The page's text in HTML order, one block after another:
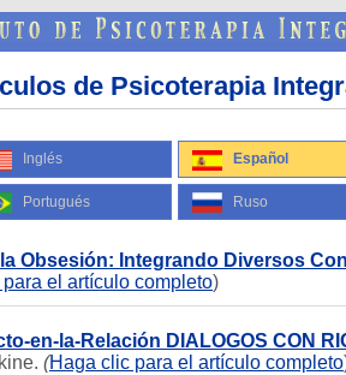
de Psicoterapia
Inglés Español
Portugués Ruso
Obsesión: Integrando Diversos
el artículo completo)
en-la-Relación DIALOGOS CON
(Haga clic para el artículo completo